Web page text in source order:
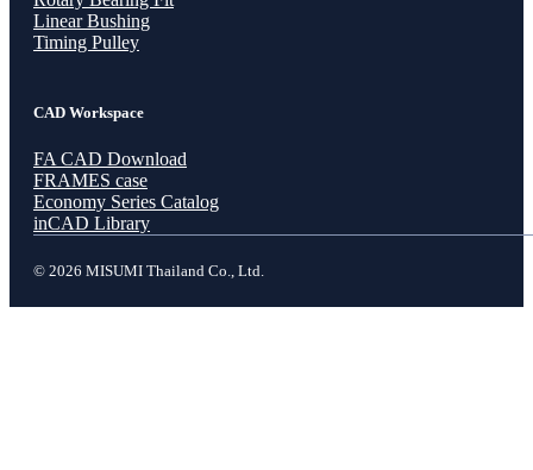
Linear Bushing
Timing Pulley
CAD Workspace
FA CAD Download
FRAMES case
Economy Series Catalog
inCAD Library
© 2026 MISUMI Thailand Co., Ltd.